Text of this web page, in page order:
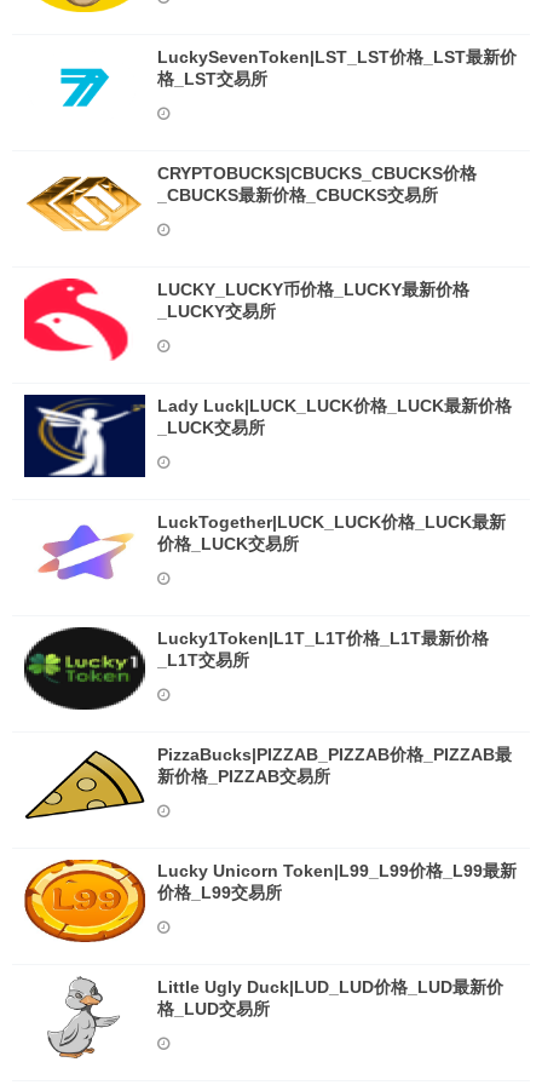
LuckySevenToken|LST_LST价格_LST最新价
格_LST交易所
CRYPTOBUCKS|CBUCKS_CBUCKS价格
_CBUCKS最新价格_CBUCKS交易所
LUCKY_LUCKY币价格_LUCKY最新价格
_LUCKY交易所
Lady Luck|LUCK_LUCK价格_LUCK最新价格
_LUCK交易所
LuckTogether|LUCK_LUCK价格_LUCK最新
价格_LUCK交易所
Lucky1Token|L1T_L1T价格_L1T最新价格
_L1T交易所
PizzaBucks|PIZZAB_PIZZAB价格_PIZZAB最
新价格_PIZZAB交易所
Lucky Unicorn Token|L99_L99价格_L99最新
价格_L99交易所
Little Ugly Duck|LUD_LUD价格_LUD最新价
格_LUD交易所